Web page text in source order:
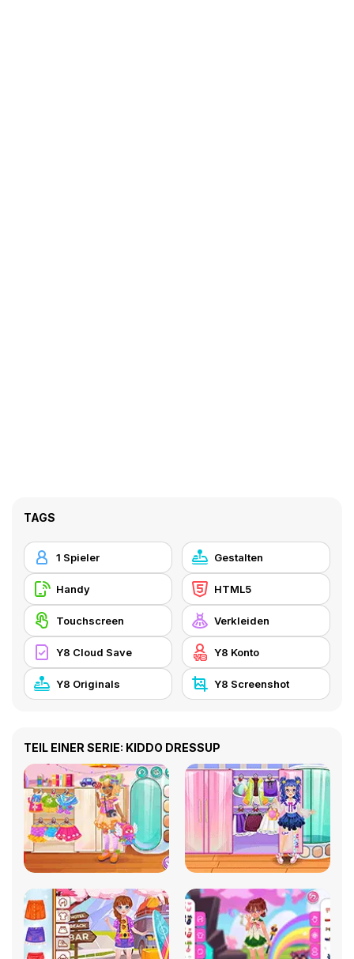
TAGS
1 Spieler Gestalten
Handy HTML5
Touchscreen Verkleiden
Y8 Cloud Save Y8 Konto
Y8 Originals Y8 Screenshot
TEIL EINER SERIE: KIDDO DRESSUP